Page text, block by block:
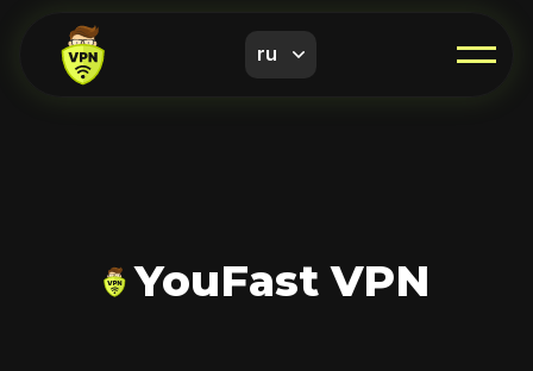
ru
YouFast VPN